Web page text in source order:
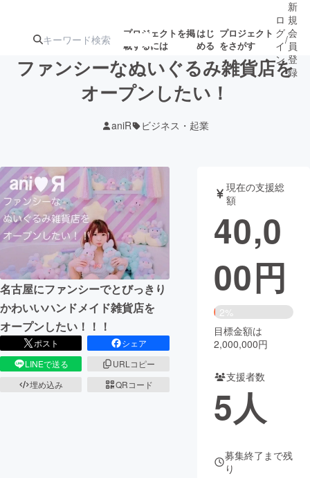
プロジェクトを掲
載するには
はじ
める
プロジェクト
をさがす
ジェクト
募集終了が近いプ
ロジェクト
アート・写真 音楽
テクノロジー・ガジェット ゲーム・
映像・映画 書籍・雑誌
ビジネス・起業 チャレンジ
まちづくり・地域活性化
CAMPFIRE for Social Good
CAMPFIRE Creation
コミュニティ
ロ
グ
イ
ン
/
新
規
会
員
登
録
ファンシーなぬいぐるみ雑貨店を
オープンしたい！
aniR ビジネス・起業
名古屋にファンシーでとびっきり
かわいいハンドメイド雑貨店を
オープンしたい！！！
ポスト
シェア
LINEで送る
URLコピー
埋め込み
QRコード
現在の支援総
額
40,0
00円
2%
目標金額は
2,000,000円
支援者数
5人
募集終了まで残
り